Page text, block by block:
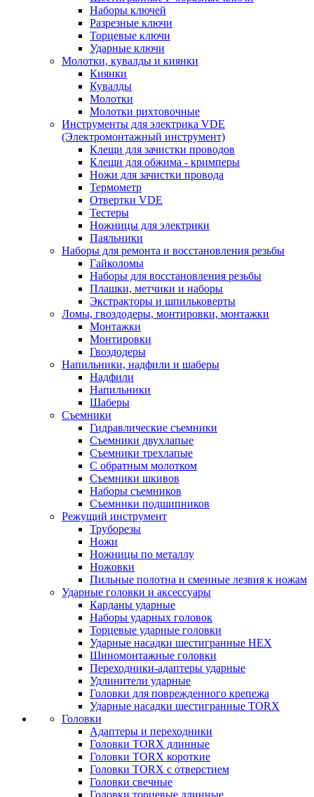
Наборы ключей
Разрезные ключи
Торцевые ключи
Ударные ключи
Молотки, кувалды и киянки
Киянки
Кувалды
Молотки
Молотки рихтовочные
Инструменты для электрика VDE
(Электромонтажный инструмент)
Клещи для зачистки проводов
Клещи для обжима - кримперы
Ножи для зачистки провода
Термометр
Отвертки VDE
Тестеры
Ножницы для электрики
Паяльники
Наборы для ремонта и восстановления резьбы
Гайколомы
Наборы для восстановления резьбы
Плашки, метчики и наборы
Экстракторы и шпильковерты
Ломы, гвоздодеры, монтировки, монтажки
Монтажки
Монтировки
Гвоздодеры
Напильники, надфили и шаберы
Надфили
Напильники
Шаберы
Съемники
Гидравлические съемники
Съемники двухлапые
Съемники трехлапые
С обратным молотком
Съемники шкивов
Наборы съемников
Съемники подшипников
Режущий инструмент
Труборезы
Ножи
Ножницы по металлу
Ножовки
Пильные полотна и сменные лезвия к ножам
Ударные головки и аксессуары
Карданы ударные
Наборы ударных головок
Торцевые ударные головки
Ударные насадки шестигранные HEX
Шиномонтажные головки
Переходники-адаптеры ударные
Удлинители ударные
Головки для поврежденного крепежа
Ударные насадки шестигранные TORX
Головки
Адаптеры и переходники
Головки TORX длинные
Головки TORX короткие
Головки TORX с отверстием
Головки свечные
Головки торцевые длинные